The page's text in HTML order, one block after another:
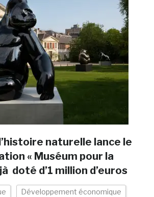
naturelle lance le
« Muséum pour la
doté d’1 million d’euros
Développement économique